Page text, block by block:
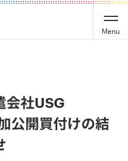
Menu
会社USG
公開買付けの結